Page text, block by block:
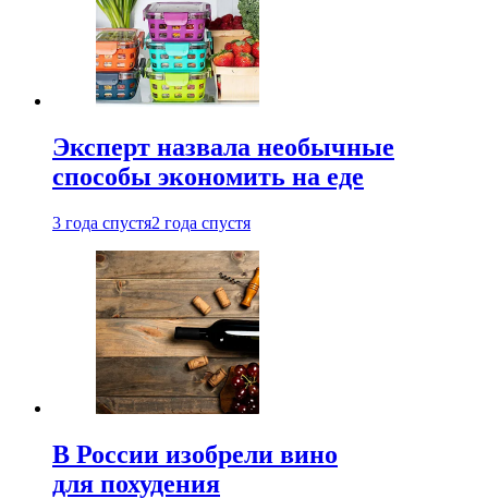
Эксперт назвала необычные
способы экономить на еде
3 года спустя2 года спустя
В России изобрели вино
для похудения